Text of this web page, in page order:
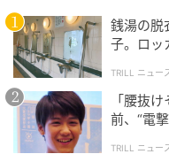
銭湯の脱
子。ロッ
中で拍手
TRILL ニュー
「腰抜
前、“電
TRILL ニュー